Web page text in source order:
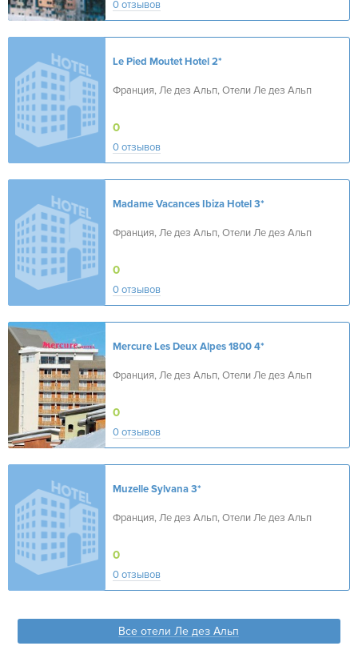
0 отзывов
Le Pied Moutet Hotel2*
Франция, Ле дез Альп, Отели Ле дез Альп
0
0 отзывов
Madame Vacances Ibiza Hotel3*
Франция, Ле дез Альп, Отели Ле дез Альп
0
0 отзывов
Mercure Les Deux Alpes 18004*
Франция, Ле дез Альп, Отели Ле дез Альп
0
0 отзывов
Muzelle Sylvana3*
Франция, Ле дез Альп, Отели Ле дез Альп
0
0 отзывов
Все отели Ле дез Альп